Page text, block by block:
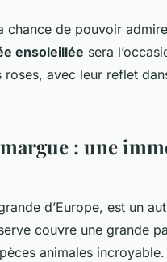
chance de pouvoir
ensoleillée sera
avec leur reflet
: une
d’Europe, est un
couvre une grande
animales incroyable.